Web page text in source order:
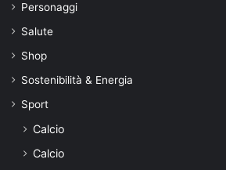
Personaggi
Salute
Shop
Sostenibilità & Energia
Sport
Calcio
Calcio